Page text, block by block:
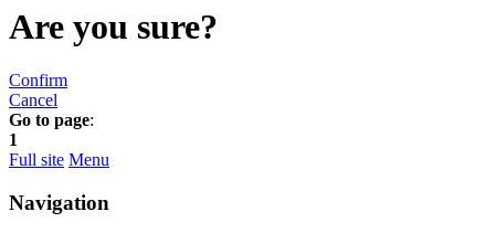
Are you sure?
Confirm
Cancel
Go to page:
1
Full site Menu
Navigation